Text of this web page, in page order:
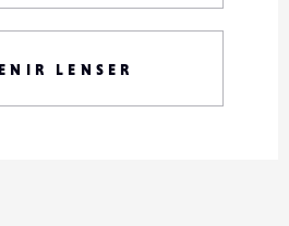
LENSER